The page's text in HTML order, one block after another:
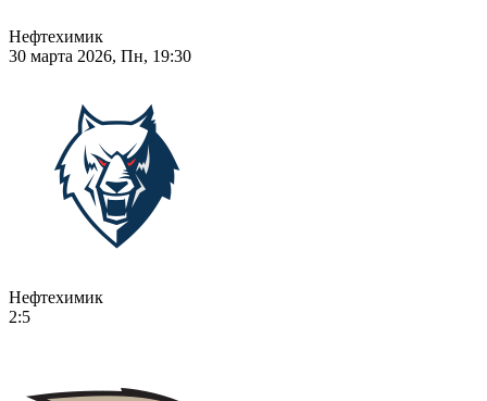
Нефтехимик
30 марта 2026, Пн, 19:30
Нефтехимик
2:5